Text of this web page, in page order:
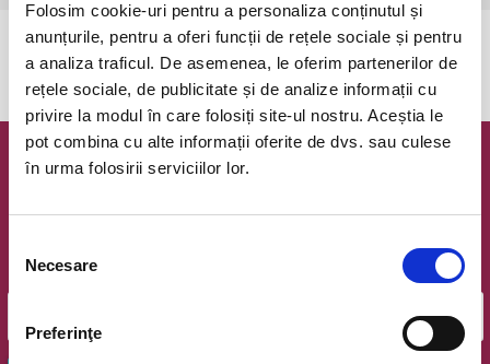
Folosim cookie-uri pentru a personaliza conținutul și
anunțurile, pentru a oferi funcții de rețele sociale și pentru
a analiza traficul. De asemenea, le oferim partenerilor de
rețele sociale, de publicitate și de analize informații cu
privire la modul în care folosiți site-ul nostru. Aceștia le
pot combina cu alte informații oferite de dvs. sau culese
în urma folosirii serviciilor lor.
consimțământului
Necesare
Preferinţe
Evenimentul a expirat.
Newsletter @ Bilete.ro
Email